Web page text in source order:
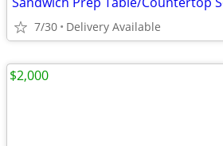
7/30 Delivery Available
$2,000